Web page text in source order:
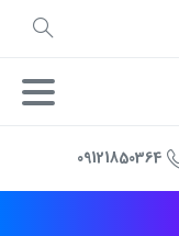
09121850364